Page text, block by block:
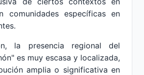
comunidades específicas en
la presencia regional del
es muy escasa y localizada,
amplia o significativa en